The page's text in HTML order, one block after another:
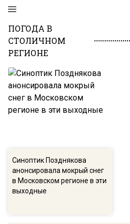
ПОГОДА В
СТОЛИЧНОМ
РЕГИОНЕ
Синоптик Позднякова
анонсировала мокрый снег
в Московском регионе в эти
выходные